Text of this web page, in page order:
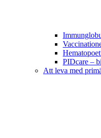
PIDcare –
Att leva med